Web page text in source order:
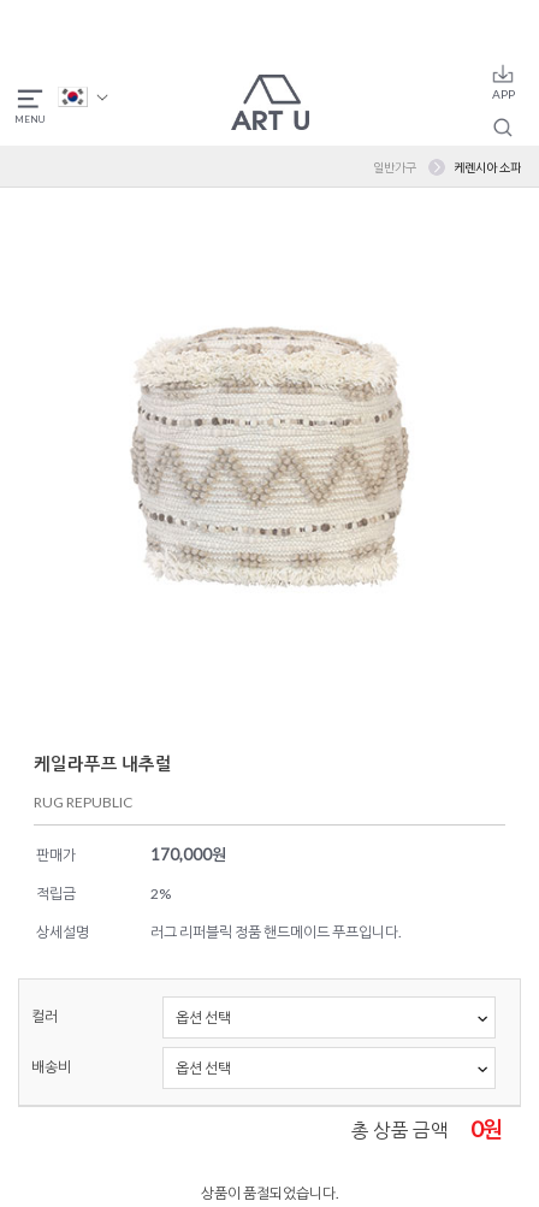
일반가구 케렌시아 소파
케일라푸프 내추럴
RUG REPUBLIC
판매가 170,000원
적립금 2%
상세설명 러그 리퍼블릭 정품 핸드메이드 푸프입니다.
컬러
배송비
총 상품 금액 0원
상품이 품절되었습니다.